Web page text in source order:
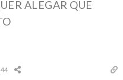
ALEGAR QUE